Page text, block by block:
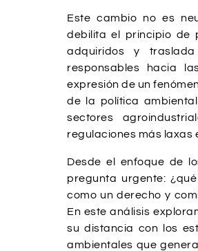
Este cambio no es
debilita el principio de
adquiridos y
responsables hacia
expresión de un
de la política
sectores
regulaciones más laxas
Desde el enfoque de
pregunta urgente:
como un derecho y
En este análisis
su distancia con los
ambientales que